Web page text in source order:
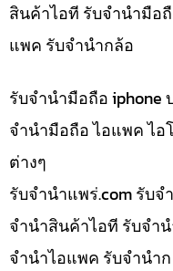
สินค้าไอที รับจำนำมือ
แพค รับจำนำกล้อ
รับจำนำมือถือ iphone
จำนำมือถือ ไอแพค ไ
ต่างๆ
รับจํานําแพร่.com รับจ
จำนำสินค้าไอที รับจำ
จำนำไอแพค รับจำนำก